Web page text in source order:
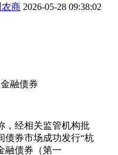
农商 2026-05-28 09:38:02
融债券
，经相关监管机构批
债券市场成功发行“杭
融债券（第一